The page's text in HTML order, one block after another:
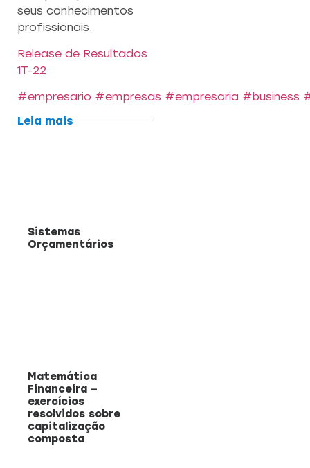
seus conhecimentos
profissionais.
Release de Resultados
1T-22
#empresario #empresas #empresaria #business
Leia mais
Sistemas
Orçamentários
Matemática
Financeira –
exercícios
resolvidos sobre
capitalização
composta